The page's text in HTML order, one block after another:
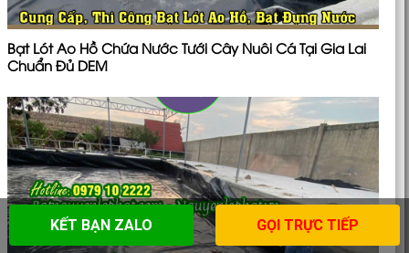
Bạt Lót Ao Hồ Chứa Nước Tưới Cây Nuôi Cá Tại Gia Lai
Chuẩn Đủ DEM
KẾT BẠN ZALO GỌI TRỰC TIẾP